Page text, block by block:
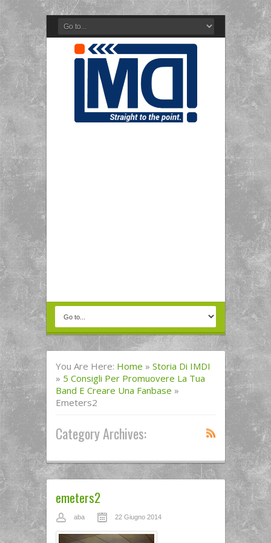
You Are Here: Home » Storia Di IMDI
» 5 Consigli Per Promuovere La Tua
Band E Creare Una Fanbase »
Emeters2
Category Archives:
emeters2
aba 22 Giugno 2014